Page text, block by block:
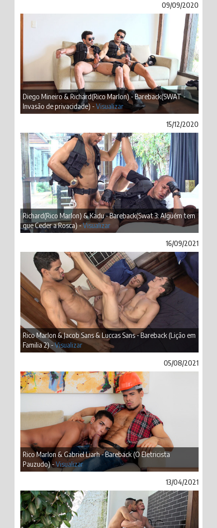
09/09/2020
Diego Mineiro & Richard(Rico Marlon) - Bareback(SWAT -
Invasão de privacidade) -Visualizar
15/12/2020
Richard(Rico Marlon) & Kadu - Bareback(Swat 3: Alguém tem
que Ceder a Rosca) -Visualizar
16/09/2021
Rico Marlon & Jacob Sans & Luccas Sans - Bareback (Lição em
Familia 2) -Visualizar
05/08/2021
Rico Marlon & Gabriel Liarh - Bareback (O Eletricista
Pauzudo) -Visualizar
13/04/2021